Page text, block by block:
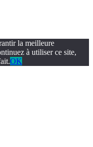
la meilleure
à utiliser ce site,
OK